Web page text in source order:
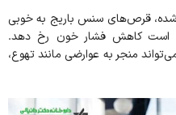
قرص‌های سنس باریج به خوبی
است کاهش فشار خون رخ دهد.
منجر به عوارضی مانند تهوع،